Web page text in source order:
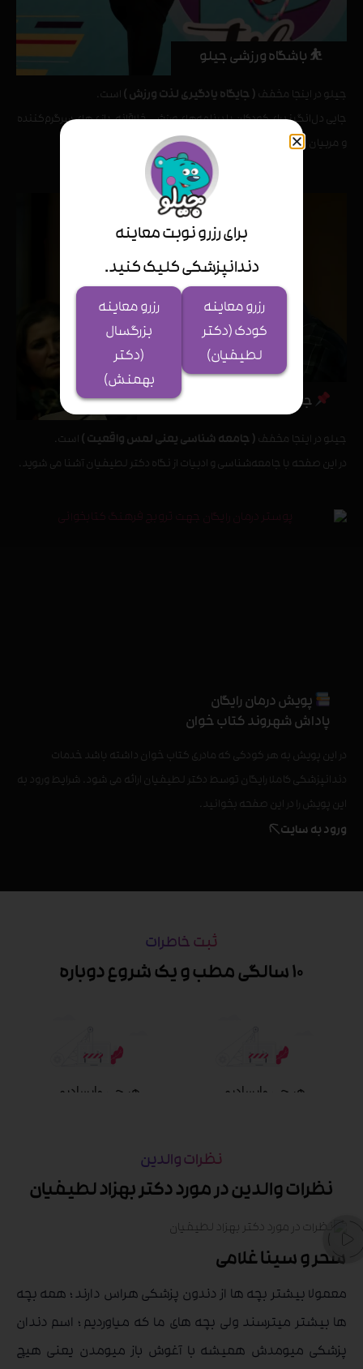
⛹‍ ️باشگاه ورزشی جیلو
جیلو در اینجا مخفف ( جایگاه یادگیری لذت ورزش ) است.
جایی دل‌انگیز برای کودکان با برنامه‌های ورزشی خلاقانه، بازی‌های سرگرم‌کننده
و مربیان مجرب
جامعه شناسی و ادبیات جیلو
جیلو در اینجا مخفف ( جامعه شناسی یعنی لمس واقعیت ) است.
در این صفحه با جامعه‌شناسی و ادبیات از نگاه دکتر لطیفیان آشنا می شوید.
پویش درمان رایگان
پاداش شهروند کتاب خوان
در این پویش به هر کودکی که مادری کتاب خوان داشته باشد خدمات
دندانپزشکی کاملا رایگان توسط دکتر لطیفیان ارائه می شود. شرایط ورود به
این پویش را در این صفحه بخوانید.
ورود به سایت
ثبت خاطرات
10 سالگی مطب و یک شروع دوباره
نظرات والدین
نظرات والدین در مورد دکتر بهزاد لطیفیان
سحر و سینا غلامی
معمولا بیشتر بچه ها از دندون پزشکی هراس دارند ؛ همه بچه
ها بیشتر میترسند ولی بچه های ما که میاوردیم ؛ اسم دندان
پزشکی میومدش همیشه با آغوش باز میومدن یعنی هیچ
برای رزرو نوبت معاینه
دندانپزشکی کلیک کنید.
رزرو معاینه
کودک (دکتر
لطیفیان)
رزرو معاینه
بزرگسال
(دکتر
بهمنش)